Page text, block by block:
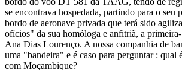
se encontrava hospedada, partindo para o seu
bordo de aeronave privada que terá sido
ofícios" da sua homóloga e anfitriã, a
Ana Dias Lourenço. A nossa companhia de
uma "bandeira" e é caso para perguntar : qual
com Moçambique?